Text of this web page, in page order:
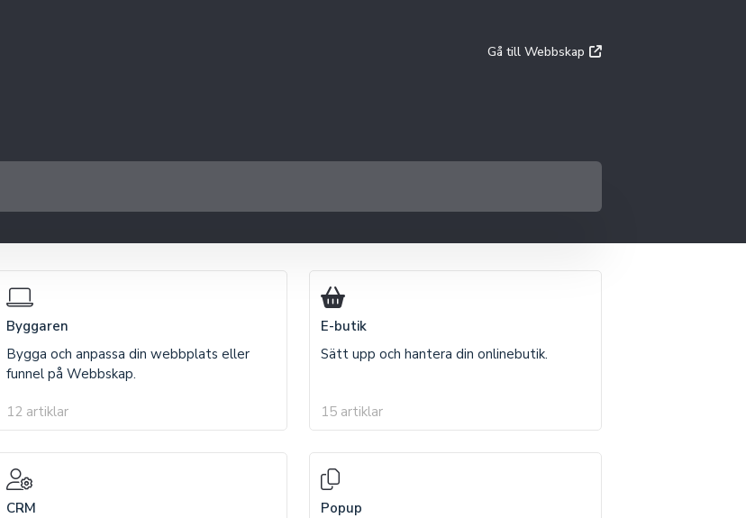
Gå till Webbskap
Byggaren
Bygga och anpassa din webbplats eller
funnel på Webbskap.
12 artiklar
E-butik
Sätt upp och hantera din onlinebutik.
15 artiklar
CRM
Popup